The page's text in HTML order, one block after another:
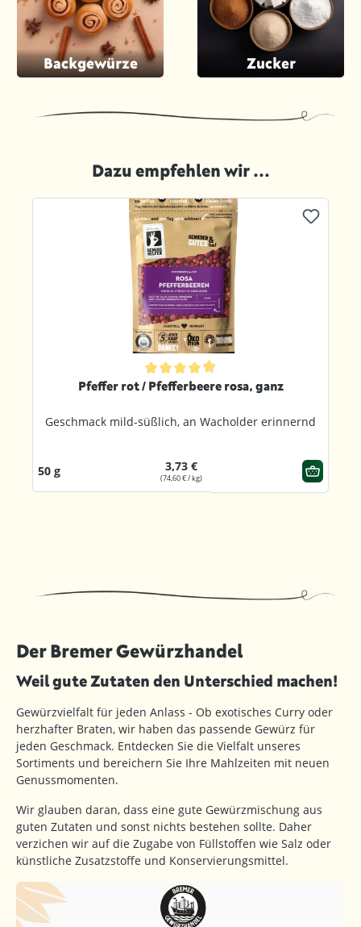
Backgewürze Zucker
Dazu empfehlen wir ...
Produktgalerie überspringen
Durchschnittliche Bewertung von 4.8 von 5 Sternen
Pfeffer rot / Pfefferbeere rosa, ganz
Geschmack mild-süßlich, an Wacholder erinnernd
50 g 3,73 €
(74,60 € / kg)
Der Bremer Gewürzhandel
Weil gute Zutaten den Unterschied machen!
Gewürzvielfalt für jeden Anlass - Ob exotisches Curry oder
herzhafter Braten, wir haben das passende Gewürz für
jeden Geschmack. Entdecken Sie die Vielfalt unseres
Sortiments und bereichern Sie Ihre Mahlzeiten mit neuen
Genussmomenten.
Wir glauben daran, dass eine gute Gewürzmischung aus
guten Zutaten und sonst nichts bestehen sollte. Daher
verzichen wir auf die Zugabe von Füllstoffen wie Salz oder
künstliche Zusatzstoffe und Konservierungsmittel.